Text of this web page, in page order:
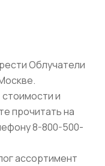
Облучатели
и
прочитать на
8-800-500-
ассортимент